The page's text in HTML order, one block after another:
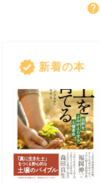
help
verified 新着の本